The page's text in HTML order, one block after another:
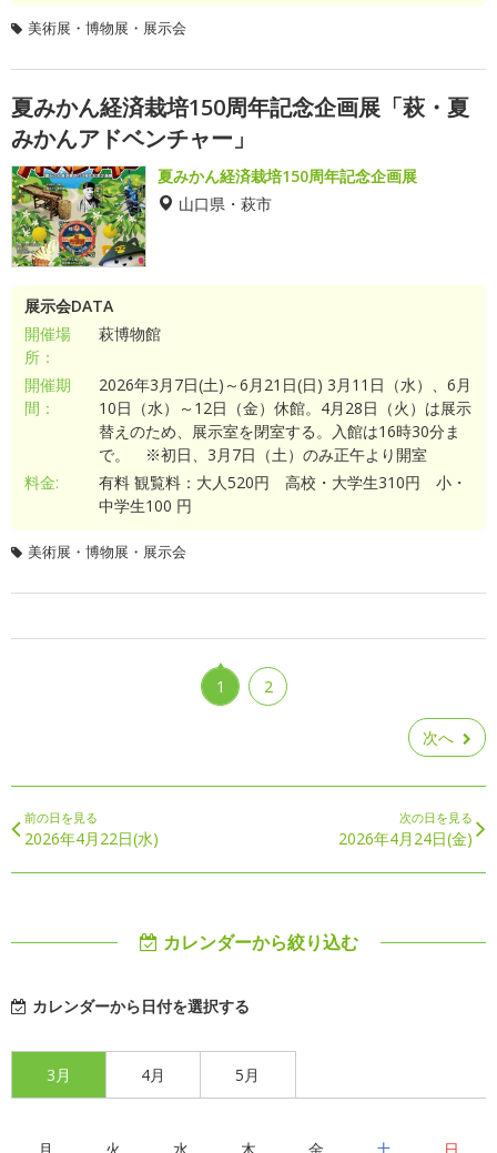
美術展・博物展・展示会
夏みかん経済栽培150周年記念企画展「萩・夏
みかんアドベンチャー」
夏みかん経済栽培150周年記念企画展
山口県・萩市
展示会DATA
開催場
所：
萩博物館
開催期
間：
2026年3月7日(土)～6月21日(日) 3月11日（水）、6月
10日（水）～12日（金）休館。4月28日（火）は展示
替えのため、展示室を閉室する。入館は16時30分ま
で。 ※初日、3月7日（土）のみ正午より開室
料金:
有料 観覧料：大人520円 高校・大学生310円 小・
中学生100 円
美術展・博物展・展示会
1 2
次へ
前の日を見る
2026年4月22日(水)
次の日を見る
2026年4月24日(金)
カレンダーから絞り込む
カレンダーから日付を選択する
3月 4月 5月